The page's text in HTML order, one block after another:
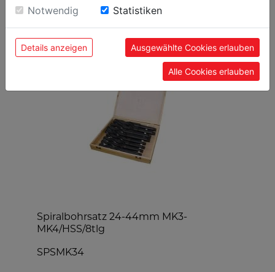
BELIEBTE PRODUKTE
Spiralbohrsatz 24-44mm MK3-
MK4/HSS/8tlg
SPSMK34
Einwilligung zu unseren Cookies.
Notwendig Statistiken
Details anzeigen Ausgewählte Cookies erlauben
Alle Cookies erlauben